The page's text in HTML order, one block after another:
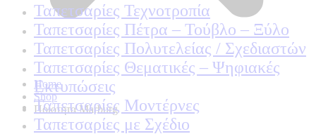
Home
Shop
Ποιοτητα Marburg
Ταπετσαρίες Τεχνοτροπία
Ταπετσαρίες Πέτρα – Τούβλο – Ξύλο
Ταπετσαρίες Πολυτελείας / Σχεδιαστών
Ταπετσαρίες Θεματικές – Ψηφιακές
Εκτυπώσεις
Ταπετσαρίες Μοντέρνες
Ταπετσαρίες με Σχέδιο